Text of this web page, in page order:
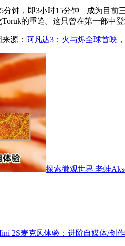
钟，即3小时15分钟，成为目
的重逢。这只曾在第一部中
源： 阿凡达3：火与烬全球首映
探索微观世界 老蛙
2S麦克风体验：进阶自媒体/创